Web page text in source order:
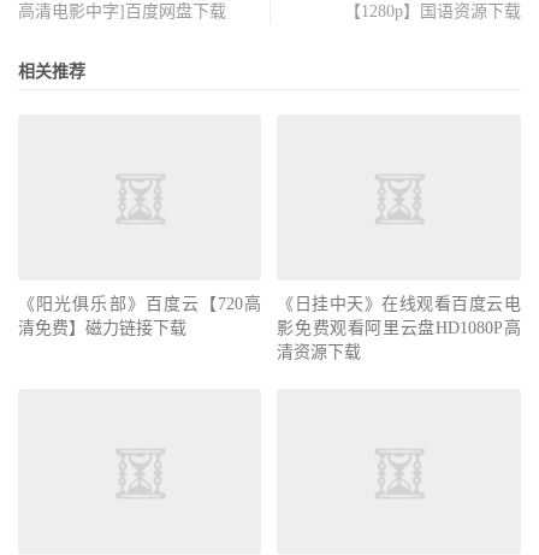
高清电影中字]百度网盘下载
【1280p】国语资源下载
相关推荐
《阳光俱乐部》百度云【720高
清免费】磁力链接下载
《日挂中天》在线观看百度云电
影免费观看阿里云盘HD1080P高
清资源下载